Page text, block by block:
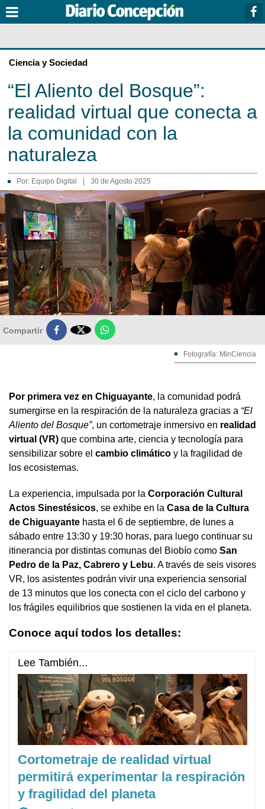
Ciencia y Sociedad
“El Aliento del Bosque”:
realidad virtual que conecta a
la comunidad con la
naturaleza
Por: Equipo Digital 30 de Agosto 2025
Compartir 
Fotografía: MinCiencia
Por primera vez en Chiguayante, la comunidad podrá
sumergirse en la respiración de la naturaleza gracias a “El
Aliento del Bosque”, un cortometraje inmersivo en realidad
virtual (VR) que combina arte, ciencia y tecnología para
sensibilizar sobre el cambio climático y la fragilidad de
los ecosistemas.
La experiencia, impulsada por la Corporación Cultural
Actos Sinestésicos, se exhibe en la Casa de la Cultura
de Chiguayante hasta el 6 de septiembre, de lunes a
sábado entre 13:30 y 19:30 horas, para luego continuar su
itinerancia por distintas comunas del Biobío como San
Pedro de la Paz, Cabrero y Lebu. A través de seis visores
VR, los asistentes podrán vivir una experiencia sensorial
de 13 minutos que los conecta con el ciclo del carbono y
los frágiles equilibrios que sostienen la vida en el planeta.
Conoce aquí todos los detalles:
Lee También...
Cortometraje de realidad virtual
permitirá experimentar la respiración
y fragilidad del planeta